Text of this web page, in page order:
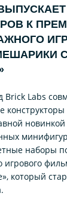
К
Brick Labs
новинкой
наборы
игрового
который